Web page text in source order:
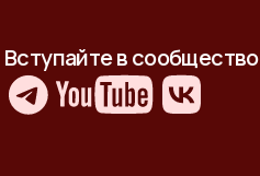
Вступайте в сообщество